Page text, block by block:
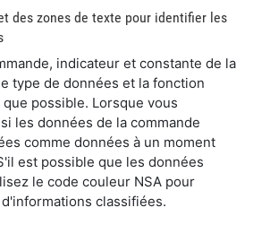
des zones de texte pour identifier les
indicateur et constante de la
type de données et la fonction
possible. Lorsque vous
les données de la commande
comme données à un moment
est possible que les données
le code couleur NSA pour
classifiées.